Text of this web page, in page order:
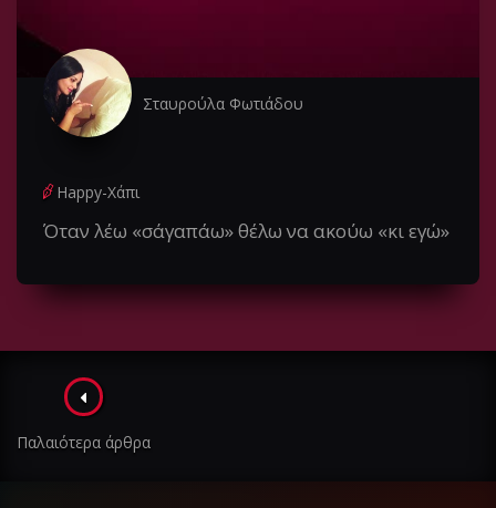
Σταυρούλα Φωτιάδου
Happy-Χάπι
Όταν λέω «σ΄αγαπάω» θέλω να ακούω «κι εγώ»
Πλοήγηση
στα
Παλαιότερα άρθρα